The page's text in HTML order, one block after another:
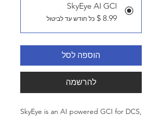
SkyEye AI GCI
כל חודש עד לביטול
הוספה לסל
להרשמה
SkyEye is an AI powered GCI for DCS,